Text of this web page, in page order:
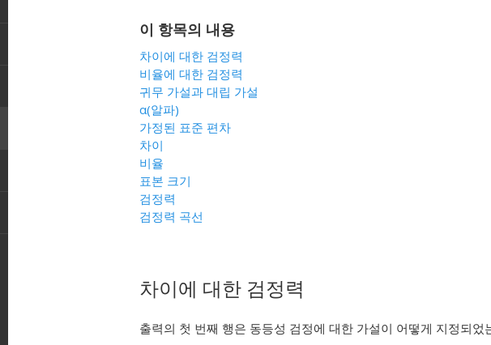
이 항목의 내용
차이에 대한 검정력
비율에 대한 검정력
귀무 가설과 대립 가설
α(알파)
가정된 표준 편차
차이
비율
표본 크기
검정력
검정력 곡선
차이에 대한 검정력
출력의 첫 번째 행은 동등성 검정에 대한 가설이 어떻게 지정되었